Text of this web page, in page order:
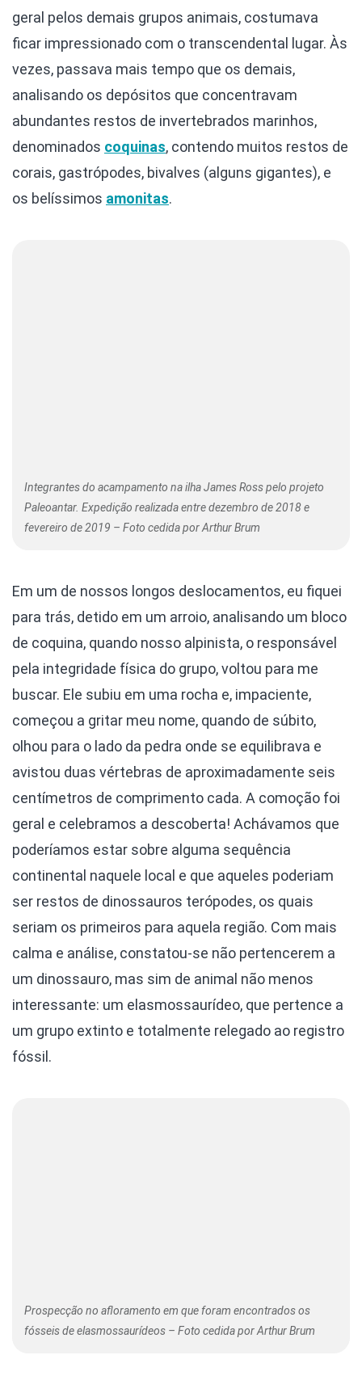
geral pelos demais grupos animais, costumava
ficar impressionado com o transcendental lugar. Às
vezes, passava mais tempo que os demais,
analisando os depósitos que concentravam
abundantes restos de invertebrados marinhos,
denominados coquinas, contendo muitos restos de
corais, gastrópodes, bivalves (alguns gigantes), e
os belíssimos amonitas.
Integrantes do acampamento na ilha James Ross pelo projeto
Paleoantar. Expedição realizada entre dezembro de 2018 e
fevereiro de 2019 – Foto cedida por Arthur Brum
Em um de nossos longos deslocamentos, eu fiquei
para trás, detido em um arroio, analisando um bloco
de coquina, quando nosso alpinista, o responsável
pela integridade física do grupo, voltou para me
buscar. Ele subiu em uma rocha e, impaciente,
começou a gritar meu nome, quando de súbito,
olhou para o lado da pedra onde se equilibrava e
avistou duas vértebras de aproximadamente seis
centímetros de comprimento cada. A comoção foi
geral e celebramos a descoberta! Achávamos que
poderíamos estar sobre alguma sequência
continental naquele local e que aqueles poderiam
ser restos de dinossauros terópodes, os quais
seriam os primeiros para aquela região. Com mais
calma e análise, constatou-se não pertencerem a
um dinossauro, mas sim de animal não menos
interessante: um elasmossaurídeo, que pertence a
um grupo extinto e totalmente relegado ao registro
fóssil.
Prospecção no afloramento em que foram encontrados os
fósseis de elasmossaurídeos – Foto cedida por Arthur Brum